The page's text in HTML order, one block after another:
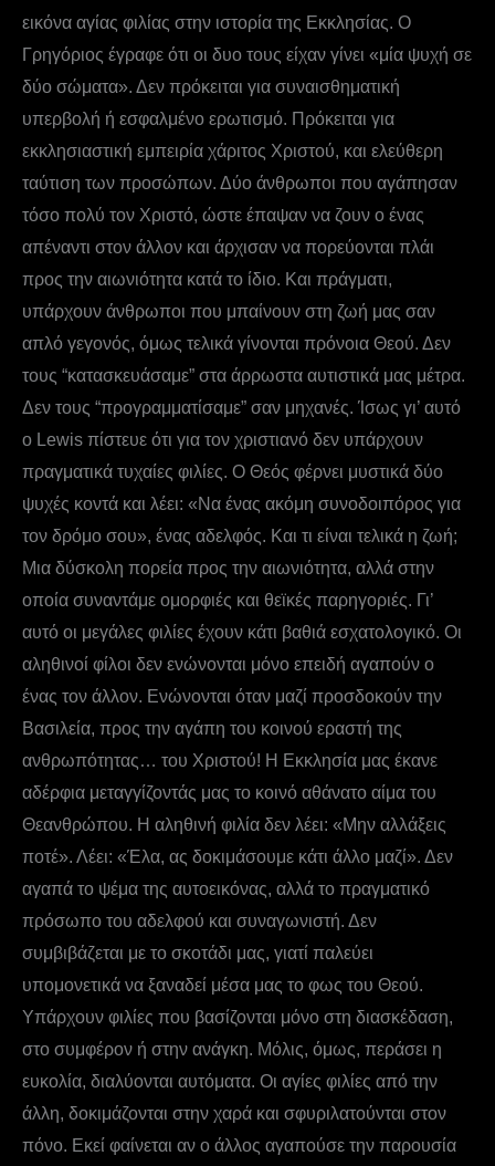
εικόνα αγίας φιλίας στην ιστορία της Εκκλησίας. Ο
Γρηγόριος έγραφε ότι οι δυο τους είχαν γίνει «μία ψυχή σε
δύο σώματα». Δεν πρόκειται για συναισθηματική
υπερβολή ή εσφαλμένο ερωτισμό. Πρόκειται για
εκκλησιαστική εμπειρία χάριτος Χριστού, και ελεύθερη
ταύτιση των προσώπων. Δύο άνθρωποι που αγάπησαν
τόσο πολύ τον Χριστό, ώστε έπαψαν να ζουν ο ένας
απέναντι στον άλλον και άρχισαν να πορεύονται πλάι
προς την αιωνιότητα κατά το ίδιο. Και πράγματι,
υπάρχουν άνθρωποι που μπαίνουν στη ζωή μας σαν
απλό γεγονός, όμως τελικά γίνονται πρόνοια Θεού. Δεν
τους “κατασκευάσαμε” στα άρρωστα αυτιστικά μας μέτρα.
Δεν τους “προγραμματίσαμε” σαν μηχανές. Ίσως γι’ αυτό
ο Lewis πίστευε ότι για τον χριστιανό δεν υπάρχουν
πραγματικά τυχαίες φιλίες. Ο Θεός φέρνει μυστικά δύο
ψυχές κοντά και λέει: «Να ένας ακόμη συνοδοιπόρος για
τον δρόμο σου», ένας αδελφός. Και τι είναι τελικά η ζωή;
Μια δύσκολη πορεία προς την αιωνιότητα, αλλά στην
οποία συναντάμε ομορφιές και θεϊκές παρηγοριές. Γι’
αυτό οι μεγάλες φιλίες έχουν κάτι βαθιά εσχατολογικό. Οι
αληθινοί φίλοι δεν ενώνονται μόνο επειδή αγαπούν ο
ένας τον άλλον. Ενώνονται όταν μαζί προσδοκούν την
Βασιλεία, προς την αγάπη του κοινού εραστή της
ανθρωπότητας… του Χριστού! Η Εκκλησία μας έκανε
αδέρφια μεταγγίζοντάς μας το κοινό αθάνατο αίμα του
Θεανθρώπου. Η αληθινή φιλία δεν λέει: «Μην αλλάξεις
ποτέ». Λέει: «Έλα, ας δοκιμάσουμε κάτι άλλο μαζί». Δεν
αγαπά το ψέμα της αυτοεικόνας, αλλά το πραγματικό
πρόσωπο του αδελφού και συναγωνιστή. Δεν
συμβιβάζεται με το σκοτάδι μας, γιατί παλεύει
υπομονετικά να ξαναδεί μέσα μας το φως του Θεού.
Υπάρχουν φιλίες που βασίζονται μόνο στη διασκέδαση,
στο συμφέρον ή στην ανάγκη. Μόλις, όμως, περάσει η
ευκολία, διαλύονται αυτόματα. Οι αγίες φιλίες από την
άλλη, δοκιμάζονται στην χαρά και σφυριλατούνται στον
πόνο. Εκεί φαίνεται αν ο άλλος αγαπούσε την παρουσία